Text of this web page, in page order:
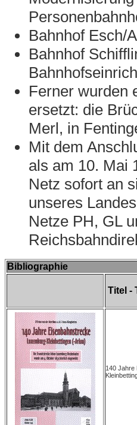
Bahnhof Esch/
Bahnhof
Ferner wurden
ersetzt: die
Merl, in
Mit dem
als am 10. Mai
Netz sofort an
unseres
Netze PH, GL
Bibliographie
Titel -
140 Jahre